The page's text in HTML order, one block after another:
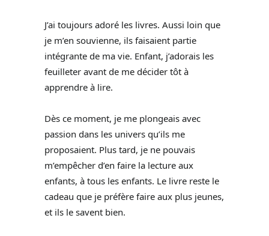
J’ai toujours adoré les livres. Aussi loin que
je m’en souvienne, ils faisaient partie
intégrante de ma vie. Enfant, j’adorais les
feuilleter avant de me décider tôt à
apprendre à lire.
Dès ce moment, je me plongeais avec
passion dans les univers qu’ils me
proposaient. Plus tard, je ne pouvais
m’empêcher d’en faire la lecture aux
enfants, à tous les enfants. Le livre reste le
cadeau que je préfère faire aux plus jeunes,
et ils le savent bien.